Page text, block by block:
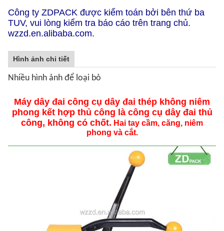
Công ty ZDPACK được kiểm toán bởi bên thứ ba
TUV, vui lòng kiểm tra báo cáo trên trang chủ.
wzzd.en.alibaba.com.
Hình ảnh chi tiết
Nhiều hình ảnh để loại bỏ
Máy dây đai công cụ dây đai thép không niêm
phong kết hợp thủ công là công cụ dây đai thủ
công, không có chốt. Hai tay cầm, căng, niêm
phong và cắt.